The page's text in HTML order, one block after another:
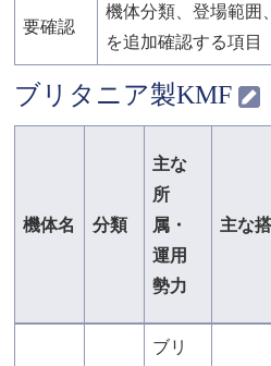
要確認
機体分類、登場範囲
を追加確認する項目
ブリタニア製KMF
機体名 分類
主な
所
属・
運用
勢力
主な
ブリ